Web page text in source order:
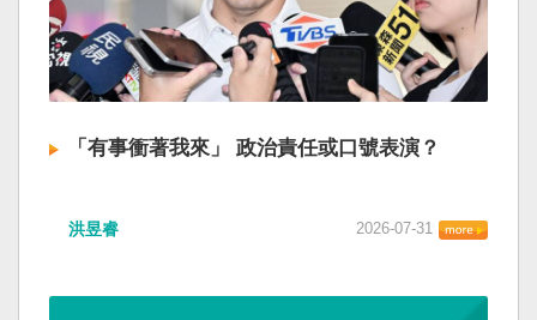
「有事衝著我來」 政治責任或口號表演？
洪昱睿 2026-07-31